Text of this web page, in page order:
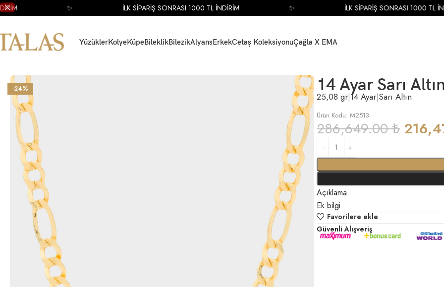
YüzüklerKolyeKüpeBileklikBilezikAlyansErkekCetaş KoleksiyonuÇağla X EMA
-24% 14 Ayar Sarı
25,08 gr|14 Ayar|Sarı Altın
Ürün Kodu: M2513
286,649.00₺
Açıklama
Ek bilgi
Favorilere ekle
Güvenli Alışveriş
İLK SİPARİŞ SONRASI 1000 TL İNDİRİM İLK SİPARİŞ SONRASI 1000 TL